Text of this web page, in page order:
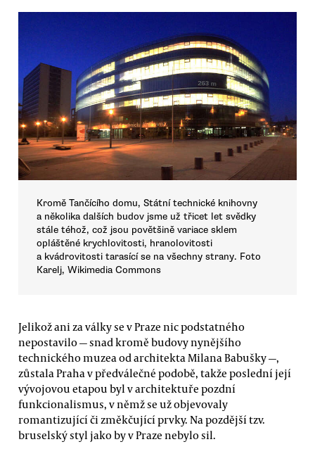
Kromě Tančícího domu, Státní technické knihovny
a několika dalších budov jsme už třicet let svědky
stále téhož, což jsou povětšině variace sklem
opláštěné krychlovitosti, hranolovitosti
a kvádrovitosti tarasící se na všechny strany. Foto
Karelj, Wikimedia Commons
Jelikož ani za války se v Praze nic podstatného
nepostavilo — snad kromě budovy nynějšího
technického muzea od architekta Milana Babušky —,
zůstala Praha v předválečné podobě, takže poslední její
vývojovou etapou byl v architektuře pozdní
funkcionalismus, v němž se už objevovaly
romantizující či změkčující prvky. Na pozdější tzv.
bruselský styl jako by v Praze nebylo sil.